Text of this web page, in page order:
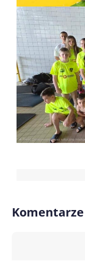
Komentarze